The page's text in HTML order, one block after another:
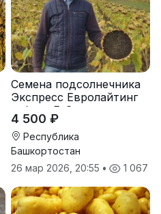
Семена подсолнечника
Экспресс Евролайтинг
гибрид F-G+
4 500 ₽
Республика
Башкортостан
26 мар 2026, 20:55 • 1 067